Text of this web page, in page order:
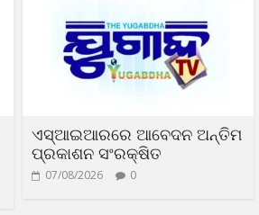
ଏସ୍‌ଆଇଆରରେ ଆବେଦନ ଅନ୍ତିମ
ପ୍ରକାଶନ ସଂରକ୍ଷିତ
07/08/2026 0